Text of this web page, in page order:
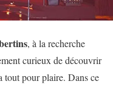
, à la recherche
curieux de découvrir
tout pour plaire. Dans ce